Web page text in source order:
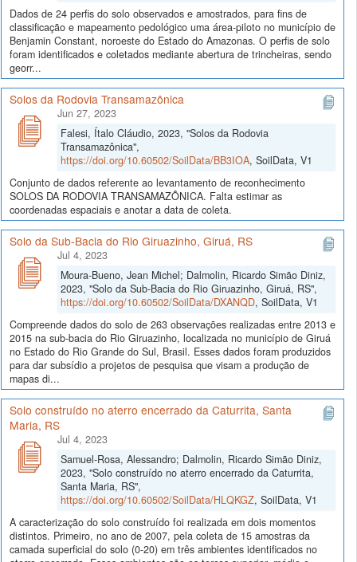
Dados de 24 perfis do solo observados e amostrados, para fins de
classificação e mapeamento pedológico uma área-piloto no município de
Benjamin Constant, noroeste do Estado do Amazonas. O perfis de solo
foram identificados e coletados mediante abertura de trincheiras, sendo
georr...
Solos da Rodovia Transamazônica
Jun 27, 2023
Falesi, Ítalo Cláudio, 2023, "Solos da Rodovia
Transamazônica",
https://doi.org/10.60502/SoilData/BB3IOA, SoilData, V1
Conjunto de dados referente ao levantamento de reconhecimento
SOLOS DA RODOVIA TRANSAMAZÔNICA. Falta estimar as
coordenadas espaciais e anotar a data de coleta.
Solo da Sub-Bacia do Rio Giruazinho, Giruá, RS
Jul 4, 2023
Moura-Bueno, Jean Michel; Dalmolin, Ricardo Simão Diniz,
2023, "Solo da Sub-Bacia do Rio Giruazinho, Giruá, RS",
https://doi.org/10.60502/SoilData/DXANQD, SoilData, V1
Compreende dados do solo de 263 observações realizadas entre 2013 e
2015 na sub-bacia do Rio Giruazinho, localizada no município de Giruá
no Estado do Rio Grande do Sul, Brasil. Esses dados foram produzidos
para dar subsídio a projetos de pesquisa que visam a produção de
mapas di...
Solo construído no aterro encerrado da Caturrita, Santa
Maria, RS
Jul 4, 2023
Samuel-Rosa, Alessandro; Dalmolin, Ricardo Simão Diniz,
2023, "Solo construído no aterro encerrado da Caturrita,
Santa Maria, RS",
https://doi.org/10.60502/SoilData/HLQKGZ, SoilData, V1
A caracterização do solo construído foi realizada em dois momentos
distintos. Primeiro, no ano de 2007, pela coleta de 15 amostras da
camada superficial do solo (0-20) em três ambientes identificados no